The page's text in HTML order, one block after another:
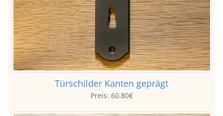
Türschilder Kanten geprägt
Preis: 60.80€